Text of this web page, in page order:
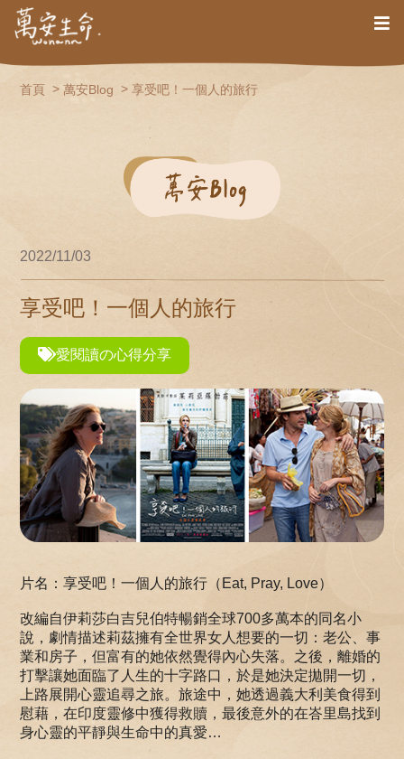
首頁 萬安Blog 享受吧！一個人的旅行
2022/11/03
享受吧！一個人的旅行
愛閱讀の心得分享
片名：享受吧！一個人的旅行（Eat, Pray, Love）
改編自伊莉莎白吉兒伯特暢銷全球700多萬本的同名小
說，劇情描述莉茲擁有全世界女人想要的一切：老公、事
業和房子，但富有的她依然覺得內心失落。之後，離婚的
打擊讓她面臨了人生的十字路口，於是她決定拋開一切，
上路展開心靈追尋之旅。旅途中，她透過義大利美食得到
慰藉，在印度靈修中獲得救贖，最後意外的在峇里島找到
身心靈的平靜與生命中的真愛…